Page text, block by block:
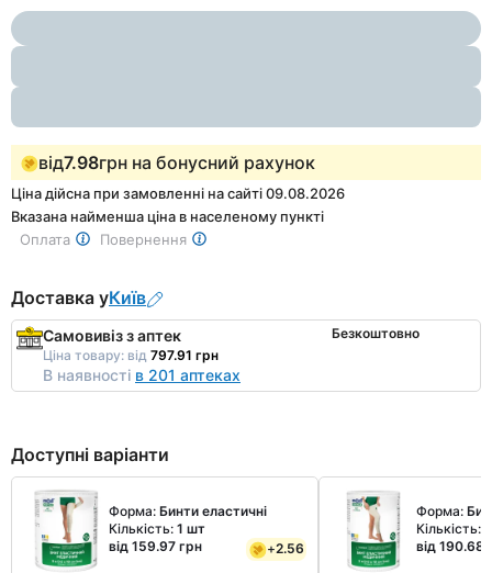
1
of
від7.98грн на бонусний рахунок
Ціна дійсна при замовленні на сайті 09.08.2026
Вказана найменша ціна в населеному пункті
Оплата
Повернення
Доставка уКиїв
Самовивіз з аптек
Ціна товару: від 797.91 грн
В наявності в 201 аптеках
Безкоштовно
Доступні варіанти
Форма: Бинти еластичні
Кількість: 1 шт
від 159.97 грн
+2.56
Форма:
Кількість:
від 190.68